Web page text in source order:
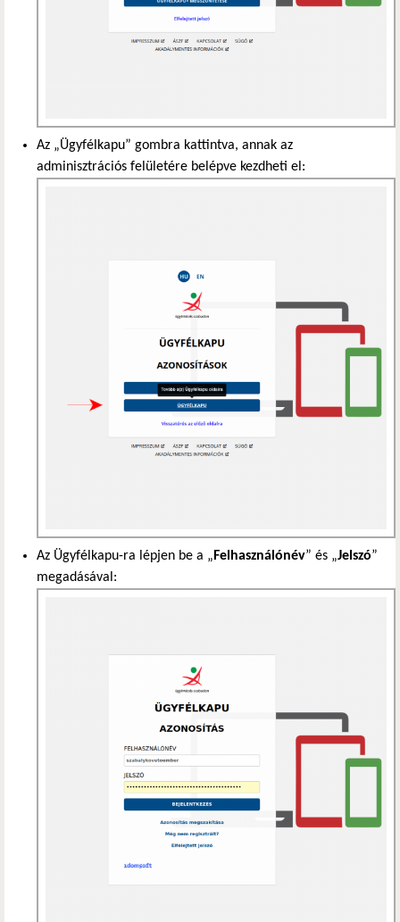
Az „Ügyfélkapu” gombra kattintva, annak az
adminisztrációs felületére belépve kezdheti el:
Az Ügyfélkapu-ra lépjen be a „ Felhasználónév” és „Jelszó”
megadásával: